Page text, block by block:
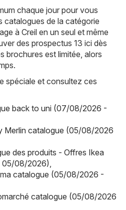
chaque jour pour vous
catalogues de la catégorie
à Creil en un seul et même
des prospectus 13 ici dès
brochures est limitée, alors
spéciale et consultez ces
back to uni (07/08/2026 -
Merlin catalogue (05/08/2026
des produits - Offres Ikea
05/08/2026),
catalogue (05/08/2026 -
catalogue (05/08/2026